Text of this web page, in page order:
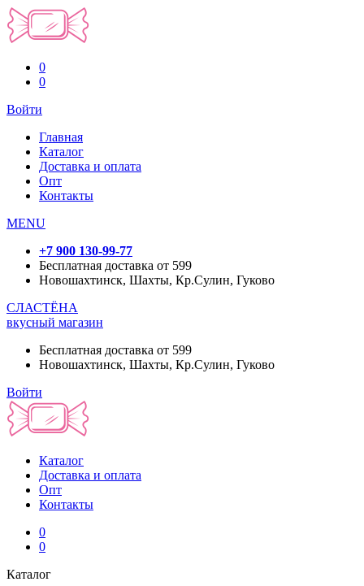
0
0
Войти
Главная
Каталог
Доставка и оплата
Опт
Контакты
MENU
+7 900 130-99-77
Бесплатная доставка от 599
Новошахтинск, Шахты, Кр.Сулин, Гуково
СЛАСТЁНА
вкусный магазин
Бесплатная доставка от 599
Новошахтинск, Шахты, Кр.Сулин, Гуково
Войти
Каталог
Доставка и оплата
Опт
Контакты
0
0
Каталог